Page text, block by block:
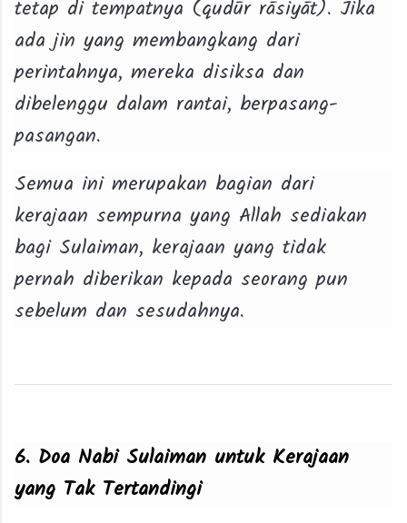
tetap di tempatnya (qudūr rāsiyāt). Jika
ada jin yang membangkang dari
perintahnya, mereka disiksa dan
dibelenggu dalam rantai, berpasang-
pasangan.
Semua ini merupakan bagian dari
kerajaan sempurna yang Allah sediakan
bagi Sulaiman, kerajaan yang tidak
pernah diberikan kepada seorang pun
sebelum dan sesudahnya.
6. Doa Nabi Sulaiman untuk Kerajaan
yang Tak Tertandingi